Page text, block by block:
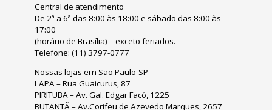
Central de atendimento
De 2ª a 6ª das 8:00 às 18:00 e sábado das 8:00 às
17:00
(horário de Brasília) – exceto feriados.
Telefone: (11) 3797-0777
Nossas lojas em São Paulo-SP
LAPA – Rua Guaicurus, 87
PIRITUBA – Av. Gal. Edgar Facó, 1225
BUTANTÃ – Av.Corifeu de Azevedo Marques, 2657